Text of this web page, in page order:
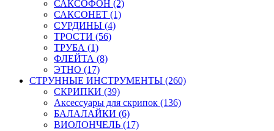
САКСОФОН (2)
САКСОНЕТ (1)
СУРДИНЫ (4)
ТРОСТИ (56)
ТРУБА (1)
ФЛЕЙТА (8)
ЭТНО (17)
СТРУННЫЕ ИНСТРУМЕНТЫ (260)
СКРИПКИ (39)
Аксессуары для скрипок (136)
БАЛАЛАЙКИ (6)
ВИОЛОНЧЕЛЬ (17)